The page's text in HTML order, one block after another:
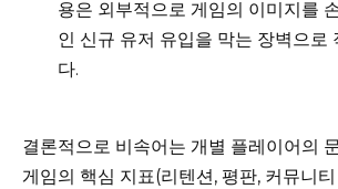
용은 외부적으로 게임의 이미지를
인 신규 유저 유입을 막는 장벽으로
다.
결론적으로 비속어는 개별 플레이어의
게임의 핵심 지표(리텐션, 평판, 커뮤니